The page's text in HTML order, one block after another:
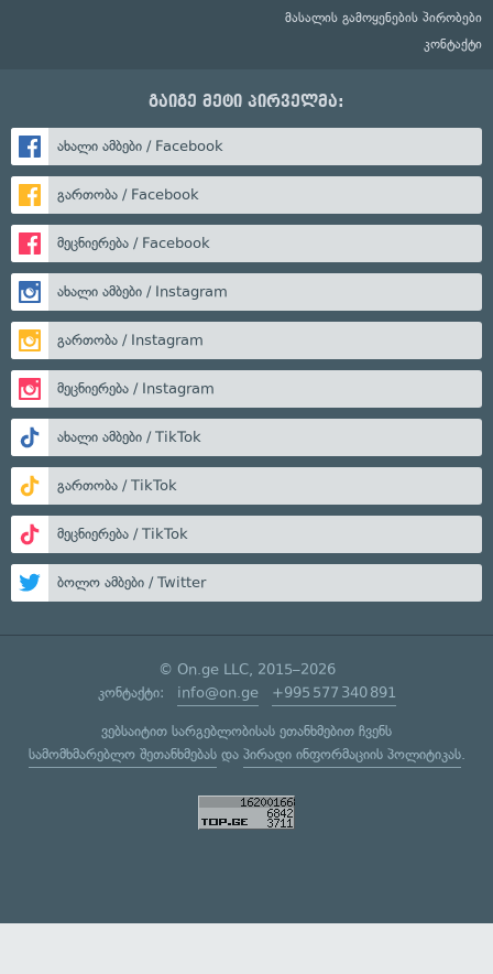
მასალის გამოყენების პირობები
კონტაქტი
გაიგე მეტი პირველმა:
ახალი ამბები / Facebook
გართობა / Facebook
მეცნიერება / Facebook
ახალი ამბები / Instagram
გართობა / Instagram
მეცნიერება / Instagram
ახალი ამბები / TikTok
გართობა / TikTok
მეცნიერება / TikTok
ბოლო ამბები / Twitter
© On.ge LLC, 2015–2026
კონტაქტი: info@on.ge +995 577 340 891
ვებსაიტით სარგებლობისას ეთანხმებით ჩვენს
სამომხმარებლო შეთანხმებასდა პირადი ინფორმაციის პოლიტიკას.